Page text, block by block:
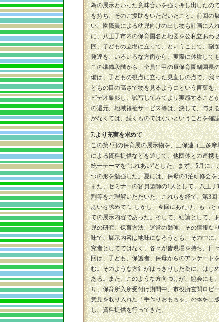
為の展示といった意味合いを強く押し出したの
を持ち、そのご援助をいただいたこと。前回の
い、園職員による幼児向けの出し物も計画に入
に、八王子市内の保育園名と地図を公私立あわ
回、子どもの立場に立って、ということで、副
発達を、いろいろな方面から、実際に体験して
この準備段階から、全員に甲の原保育園副園長
備は、子どもの視点に立った見直しの点で、我
どもの目の高さで物を見るようにという言葉を
ビデオ撮影し、試写してみてより実感すること
の還元、地域福祉サービス等は、決して、与え
がなくては、続くものではないということを確
7.より充実を求めて
この第2回の保育展の展示物を、三保連（三多
による資料提供などを通じて、他団体との連携
統一テーマを“ふれあい”とした。まず、5月に
つの形を勉強した。夏には、保母の1泊研修会
また、セミナーの客員講師の1人として、八王
割等をご理解いただいた。これらを経て、第3
あいを求めて”。しかし、今回にあたり、もっ
ての展示内容であった。そして、結論として、
児の研究、保育方法、運営の勉強、その情報な
味で、展示内容は地味になろうとも、その中に
究者としてではなく、各々が皆現場を持ち、日
回は、子ども、保護者、保母からのアンケート
む。そのような方針がはっきりした為に、はじ
ある。また、このような方向づけが、協会にも
り、保育所入所受付け期間中、市役所玄関ロビ
意見を取り入れた「手作りおもちゃ」の本を出
し、資料提供を行ってきた。